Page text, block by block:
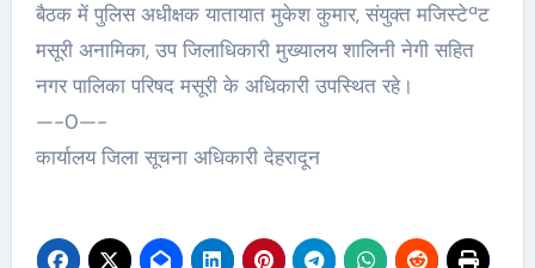
बैठक में पुलिस अधीक्षक यातायात मुकेश कुमार, संयुक्त मजिस्टेªट
मसूरी अनामिका, उप जिलाधिकारी मुख्यालय शालिनी नेगी सहित
नगर पालिका परिषद मसूरी के अधिकारी उपस्थित रहे।
—-0—-
कार्यालय जिला सूचना अधिकारी देहरादून